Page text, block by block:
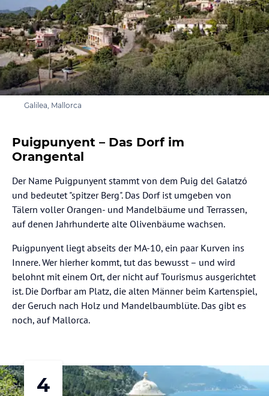
Galilea, Mallorca
Puigpunyent – Das Dorf im
Orangental
Der Name Puigpunyent stammt von dem Puig del Galatzó
und bedeutet "spitzer Berg". Das Dorf ist umgeben von
Tälern voller Orangen- und Mandelbäume und Terrassen,
auf denen Jahrhunderte alte Olivenbäume wachsen.
Puigpunyent liegt abseits der MA-10, ein paar Kurven ins
Innere. Wer hierher kommt, tut das bewusst – und wird
belohnt mit einem Ort, der nicht auf Tourismus ausgerichtet
ist. Die Dorfbar am Platz, die alten Männer beim Kartenspiel,
der Geruch nach Holz und Mandelbaumblüte. Das gibt es
noch, auf Mallorca.
4